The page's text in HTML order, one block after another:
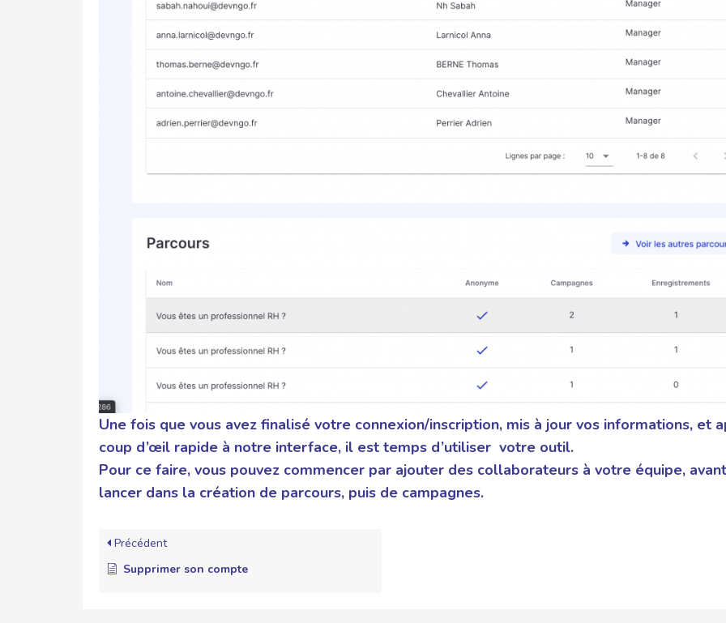
Une fois que vous avez finalisé votre connexion/inscription, mis à jour vos informations, et
coup d’œil rapide à notre interface, il est temps d’utiliser votre outil.
Pour ce faire, vous pouvez commencer par ajouter des collaborateurs à votre équipe,
lancer dans la création de parcours, puis de campagnes.
Précédent
Supprimer son compte